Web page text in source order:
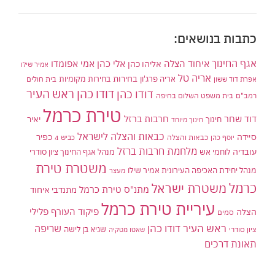
כתבות בנושאים:
אגף החינוך איחוד הצלה אליהו כהן אלי כהן אמי אפומדו אמיר שילו
אפרת דוד ששון אריה טל אריה פרג'ון בחירות בחירות מקומיות בית חולים
רמב"ם בית משפט השלום בחיפה דודו כהן דודו כהן ראש העיר
דוד שחר חינוך חינוך מיוחד חרבות ברזל טירת כרמל יאיר
סיידה יוסף כהן כבאות והצלה כבאות והצלה לישראל כביש 4
כפיר
עובדיה לוחמי אש מלחמת חרבות ברזל מנהל אגף החינוך ציון סודרי
מנהל יחידת האכיפה העירונית אמיר שילו מעצר משטרת טירת
כרמלמשטרת ישראל מתנ"ס טירת כרמל מתנדבי איחוד
הצלה סמים עיריית טירת כרמל פיקוד העורף פלילי
ציון סודרי ראש העיר דודו כהן שאטו מטקיה שגיא בן לישה שריפה
תאונת דרכים